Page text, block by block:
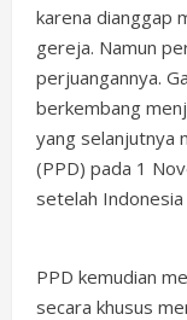
karena dianggap
gereja. Namun
perjuangannya.
berkembang
yang selanjutnya
(PPD) pada 1
setelah
PPD kemudian
secara khusus